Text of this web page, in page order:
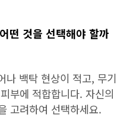
떤 것을 선택해야 할까
나 백탁 현상이 적고, 무기
부에 적합합니다. 자신의
고려하여 선택하세요.